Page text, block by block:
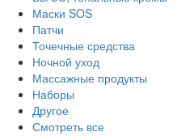
Маски SOS
Патчи
Точечные средства
Ночной уход
Массажные продукты
Наборы
Другое
Смотреть все